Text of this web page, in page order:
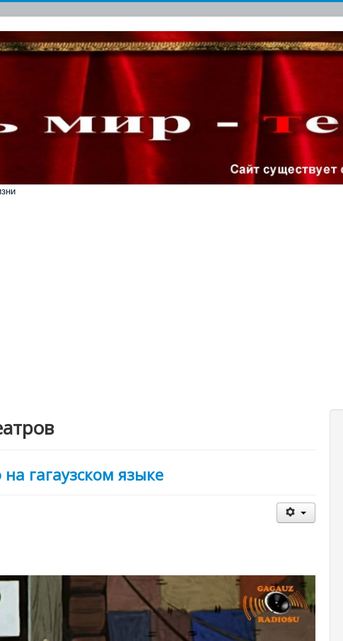
гагаузском языке